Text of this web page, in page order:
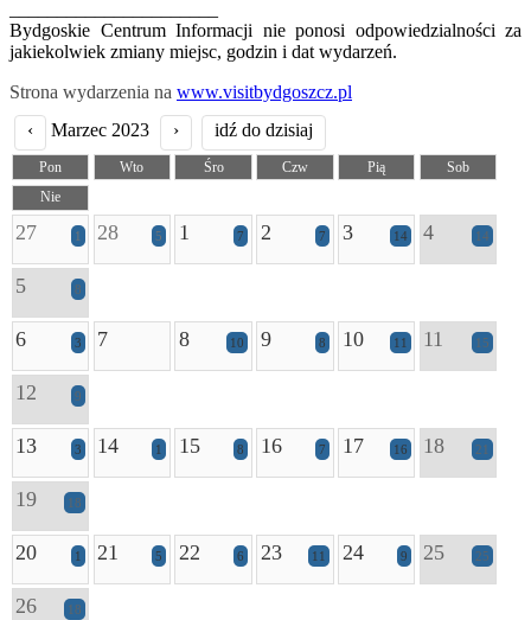
Bydgoskie Centrum Informacji nie ponosi odpowiedzialności za
jakiekolwiek zmiany miejsc, godzin i dat wydarzeń.
Strona wydarzenia na www.visitbydgoszcz.pl
‹
Marzec 2023 › idź do dzisiaj
Pon Wto Śro Czw Pią
Sob
Nie
27 1 28 5 1 7 2 7 3 14 4 14
5 8
6 3 7 8 10 9 8 10 11 11 15
12 9
13 3 14 1 15 8 16 7 17 16 18 21
19 18
20 1 21 5 22 6 23 11 24 9 25 25
26 18